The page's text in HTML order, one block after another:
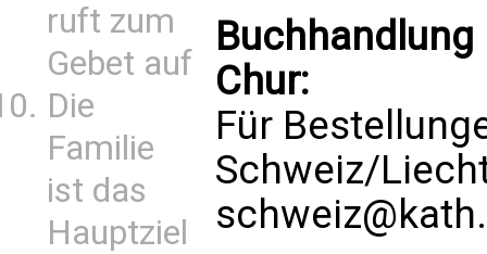
ruft zum
Gebet auf
Die
Familie
ist das
Hauptziel
Buchhandlung
Chur:
Für
Schweiz/